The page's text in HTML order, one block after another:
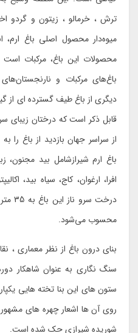
ترش ، خرمالو ، زیتون و گردو
میوه‌دار محصول اصلی باغ
محصولات این باغ، مرکبات
باغ‌های مرکبات و
دیگری از باغ طیف گسترده ای از
از سراسر جهان بازدید از باغ
باغ ارم شیرازشامل بید
افرا، ارغوان، کاج، سیاه بید،
محسوب می‌شود.
بنای درون باغ از نظر معماری ،
سنگ نگاری به عنوان شاهکار
ستون های این بنا تخته هایی
روی آن ها اشعار چهره های
شوریده شیرازی حک شده است.